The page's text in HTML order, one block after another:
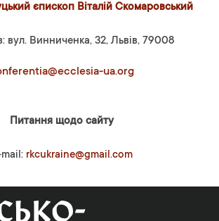
єпископ Віталій Скомаровський
вул. Винниченка, 32, Львів, 79008
ua.org
Питання щодо сайту
rkcukraine@gmail.com